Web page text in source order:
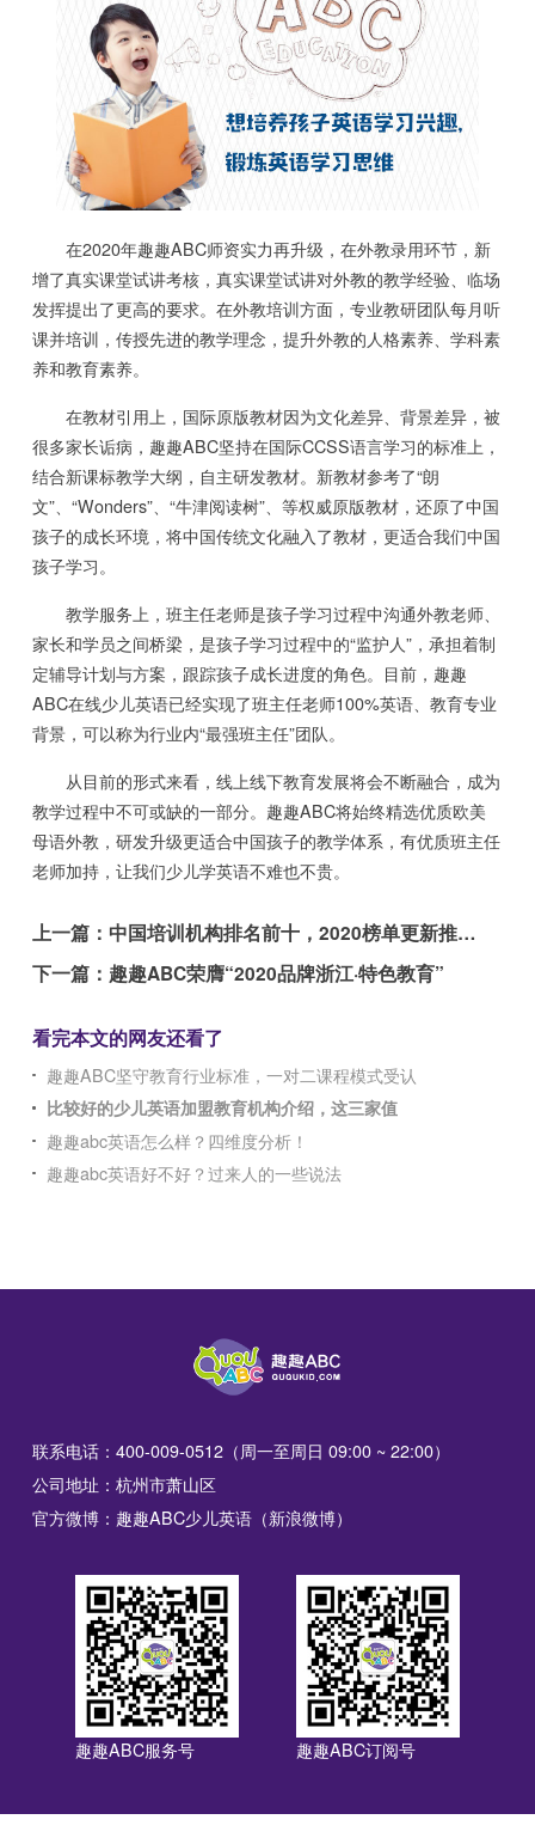
在2020年趣趣ABC师资实力再升级，在外教录用环节，新
增了真实课堂试讲考核，真实课堂试讲对外教的教学经验、临场
发挥提出了更高的要求。在外教培训方面，专业教研团队每月听
课并培训，传授先进的教学理念，提升外教的人格素养、学科素
养和教育素养。
在教材引用上，国际原版教材因为文化差异、背景差异，被
很多家长诟病，趣趣ABC坚持在国际CCSS语言学习的标准上，
结合新课标教学大纲，自主研发教材。新教材参考了“朗
文”、“Wonders”、“牛津阅读树”、等权威原版教材，还原了中国
孩子的成长环境，将中国传统文化融入了教材，更适合我们中国
孩子学习。
教学服务上，班主任老师是孩子学习过程中沟通外教老师、
家长和学员之间桥梁，是孩子学习过程中的“监护人”，承担着制
定辅导计划与方案，跟踪孩子成长进度的角色。目前，趣趣
ABC在线少儿英语已经实现了班主任老师100%英语、教育专业
背景，可以称为行业内“最强班主任”团队。
从目前的形式来看，线上线下教育发展将会不断融合，成为
教学过程中不可或缺的一部分。趣趣ABC将始终精选优质欧美
母语外教，研发升级更适合中国孩子的教学体系，有优质班主任
老师加持，让我们少儿学英语不难也不贵。
上一篇：
中国培训机构排名前十，2020榜单更新推荐！
下一篇： 趣趣ABC荣膺“2020品牌浙江·特色教育”
看完本文的网友还看了
趣趣ABC坚守教育行业标准，一对二课程模式受认
比较好的少儿英语加盟教育机构介绍，这三家值
趣趣abc英语怎么样？四维度分析！
趣趣abc英语好不好？过来人的一些说法
联系电话：400-009-0512（周一至周日 09:00 ~ 22:00）
公司地址：杭州市萧山区
官方微博：趣趣ABC少儿英语（新浪微博）
趣趣ABC服务号 趣趣ABC订阅号